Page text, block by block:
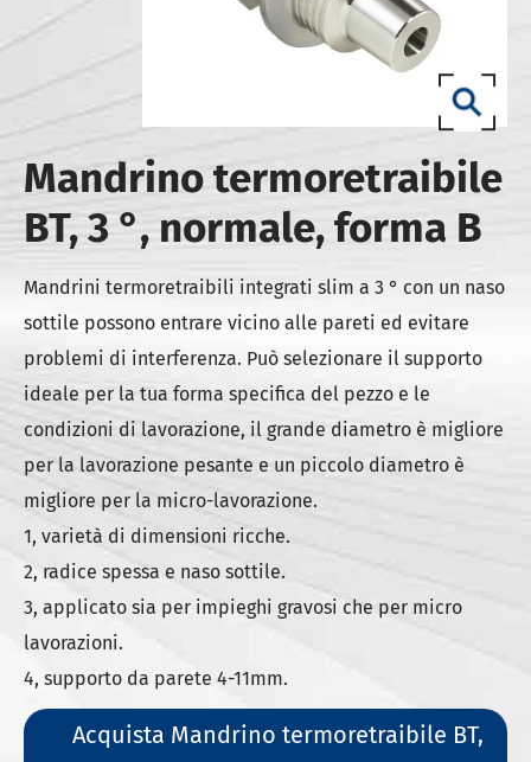
Mandrino termoretraibile
BT, 3 °, normale, forma B
Mandrini termoretraibili integrati slim a 3 ° con un naso
sottile possono entrare vicino alle pareti ed evitare
problemi di interferenza. Può selezionare il supporto
ideale per la tua forma specifica del pezzo e le
condizioni di lavorazione, il grande diametro è migliore
per la lavorazione pesante e un piccolo diametro è
migliore per la micro-lavorazione.
1, varietà di dimensioni ricche.
2, radice spessa e naso sottile.
3, applicato sia per impieghi gravosi che per micro
lavorazioni.
4, supporto da parete 4-11mm.
Acquista Mandrino termoretraibile BT,